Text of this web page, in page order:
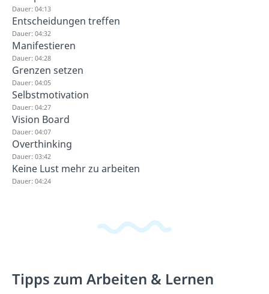
Dauer: 04:13
Entscheidungen treffen
Dauer: 04:32
Manifestieren
Dauer: 04:28
Grenzen setzen
Dauer: 04:05
Selbstmotivation
Dauer: 04:27
Vision Board
Dauer: 04:07
Overthinking
Dauer: 03:42
Keine Lust mehr zu arbeiten
Dauer: 04:24
Tipps zum Arbeiten & Lernen